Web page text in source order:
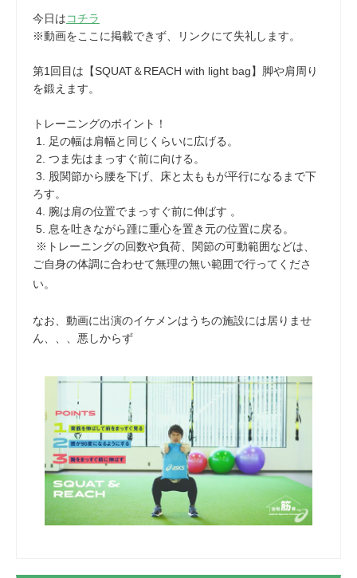
今日はコチラ
※動画をここに掲載できず、リンクにて失礼します。
第1回目は【SQUAT＆REACH with light bag】脚や肩周り
を鍛えます。
トレーニングのポイント！
1. 足の幅は肩幅と同じくらいに広げる。
2. つま先はまっすぐ前に向ける。
3. 股関節から腰を下げ、床と太ももが平行になるまで下
ろす。
4. 腕は肩の位置でまっすぐ前に伸ばす 。
5. 息を吐きながら踵に重心を置き元の位置に戻る。
※トレーニングの回数や負荷、関節の可動範囲などは、
ご自身の体調に合わせて無理の無い範囲で行ってくださ
い。
なお、動画に出演のイケメンはうちの施設には居りませ
ん、、、悪しからず